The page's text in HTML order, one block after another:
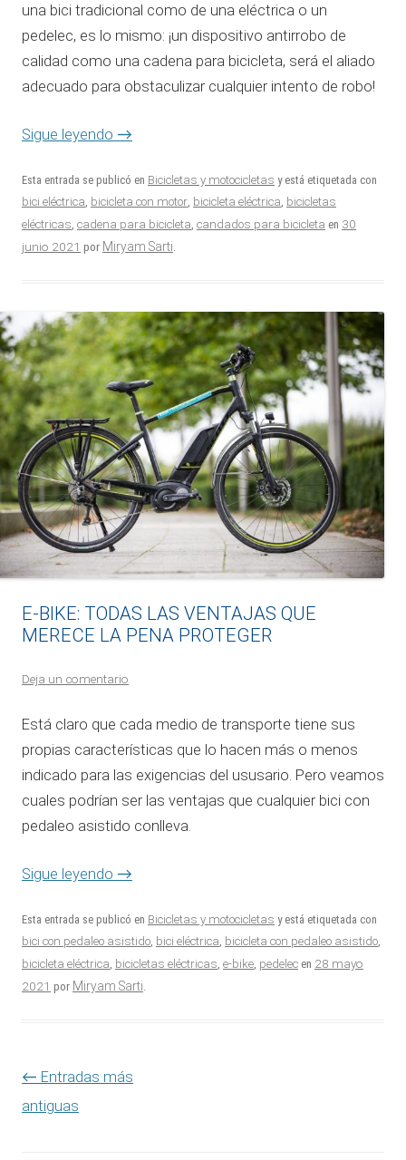
una bici tradicional como de una eléctrica o un
pedelec, es lo mismo: ¡un dispositivo antirrobo de
calidad como una cadena para bicicleta, será el aliado
adecuado para obstaculizar cualquier intento de robo!
Sigue leyendo →
Esta entrada se publicó en Bicicletas y motocicletas y está etiquetada con
bici eléctrica bicicleta con motor bicicleta eléctrica bicicletas
eléctricas cadena para bicicleta candados para bicicleta en 30
junio 2021 por Miryam Sarti
E-BIKE: TODAS LAS VENTAJAS QUE
MERECE LA PENA PROTEGER
Deja un comentario
Está claro que cada medio de transporte tiene sus
propias características que lo hacen más o menos
indicado para las exigencias del ususario. Pero veamos
cuales podrían ser las ventajas que cualquier bici con
pedaleo asistido conlleva.
Sigue leyendo →
Esta entrada se publicó en Bicicletas y motocicletas y está etiquetada con
bici con pedaleo asistido bici eléctrica bicicleta con pedaleo asistido
bicicleta eléctrica bicicletas eléctricas e-bike pedelec en 28 mayo
2021 por Miryam Sarti
← Entradas más
antiguas